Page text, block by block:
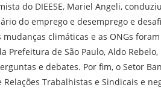
do DIEESE, Mariel Angeli,
do emprego e desemprego e
mudanças climáticas e as ONGs
Prefeitura de São Paulo, Aldo
e debates. Por fim, o Setor
Trabalhistas e Sindicais e